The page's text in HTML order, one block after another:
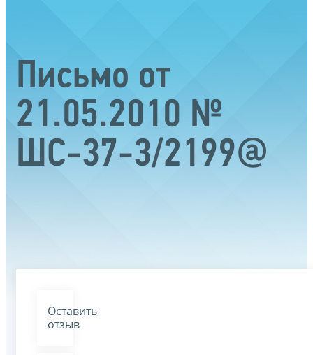
Письмо от
21.05.2010 №
ШС-37-3/2199@
Оставить
отзыв